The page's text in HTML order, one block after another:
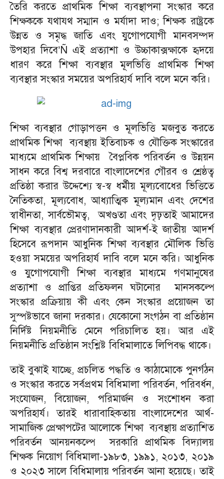
তৈরি করতে প্রাথমিক শিক্ষা ব্যবস্থাপনা সংস্কার করে
শিক্ষককে যথাযথ সম্মান ও মর্যাদা দাও; শিক্ষক রাষ্ট্রকে
উন্নত ও সমৃদ্ধ জাতি এবং যুগোপযোগী মানবসম্পদ
উপহার দিবে’Ñ এই প্রত্যাশা ও উচ্চাকাক্সক্ষাকে হৃদয়ে
ধারণ করে শিক্ষা ব্যবস্থার মূলভিত্তি প্রাথমিক শিক্ষা
ব্যবস্থার সংস্কার সময়ের অপরিহার্য দাবি বলে মনে করি।
শিক্ষা ব্যবস্থার গোড়াপত্তন ও মূলভিত্তি মজবুত করতে
প্রাথমিক শিক্ষা ব্যবস্থায় ইতিবাচক ও যৌক্তিক সংস্কারের
মাধ্যমে প্রাথমিক শিক্ষায় বৈপ্লবিক পরিবর্তন ও উন্নয়ন
সাধন করে বিশ্ব দরবারে বাংলাদেশের গৌরব ও শ্রেষ্ঠত্ব
প্রতিষ্ঠা করার উদ্দেশ্যে স্ব-স্ব ধর্মীয় মূল্যবোধের ভিত্তিতে
নৈতিকতা, মূল্যবোধ, আধ্যাত্মিক মূল্যমান এবং দেশের
স্বাধীনতা, সার্বভৌমত্ব, অখণ্ডতা এবং দৃঢ়তাই আমাদের
শিক্ষা ব্যবস্থার প্রেরণাদানকারী আদর্শ-ই জাতীয় আদর্শ
হিসেবে রূপদান আধুনিক শিক্ষা ব্যবস্থার মৌলিক ভিত্তি
হওয়া সময়ের অপরিহার্য দাবি বলে মনে করি। আধুনিক
ও যুগোপযোগী শিক্ষা ব্যবস্থার মাধ্যমে গণমানুষের
প্রত্যাশা ও প্রাপ্তির প্রতিফলন ঘটানোর মানসকল্পে
সংস্কার প্রক্রিয়ায় কী এবং কেন সংস্কার প্রয়োজন তা
সুস্পষ্টভাবে জানা দরকার। যেকোনো সংগঠন বা প্রতিষ্ঠান
নির্দিষ্ট নিয়মনীতি মেনে পরিচালিত হয়। আর এই
নিয়মনীতি প্রতিষ্ঠান সংশ্লিষ্ট বিধিমালাতে লিপিবদ্ধ থাকে।
তাই বুঝাই যাচ্ছে, প্রচলিত পদ্ধতি ও কাঠামোকে পুনর্গঠন
ও সংস্কার করতে সর্বপ্রথম বিধিমালা পরিবর্তন, পরিবর্ধন,
সংযোজন, বিয়োজন, পরিমার্জন ও সংশোধন করা
অপরিহার্য। তারই ধারাবাহিকতায় বাংলাদেশের আর্থ-
সামাজিক প্রেক্ষাপটের আলোকে শিক্ষা ব্যবস্থায় প্রত্যাশিত
পরিবর্তন আনয়নকল্পে সরকারি প্রাথমিক বিদ্যালয়
শিক্ষক নিয়োগ বিধিমালা-১৯৮৩, ১৯৯১, ২০১৩, ২০১৯
ও ২০২৩ সালে বিধিমালায় পরিবর্তন আনা হয়েছে। তাই